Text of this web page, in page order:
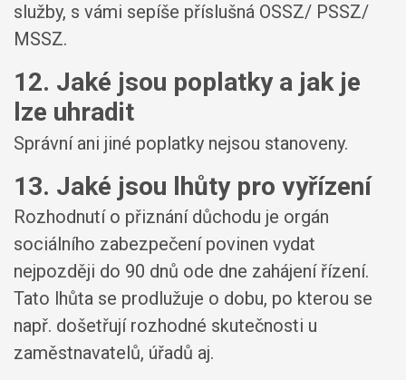
služby, s vámi sepíše příslušná OSSZ/ PSSZ/
MSSZ.
12. Jaké jsou poplatky a jak je
lze uhradit
Správní ani jiné poplatky nejsou stanoveny.
13. Jaké jsou lhůty pro vyřízení
Rozhodnutí o přiznání důchodu je orgán
sociálního zabezpečení povinen vydat
nejpozději do 90 dnů ode dne zahájení řízení.
Tato lhůta se prodlužuje o dobu, po kterou se
např. došetřují rozhodné skutečnosti u
zaměstnavatelů, úřadů aj.